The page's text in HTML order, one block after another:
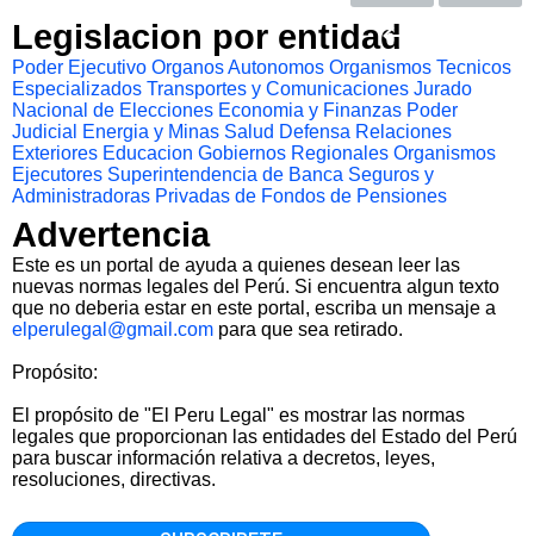
Legislacion por entidad
Poder Ejecutivo Organos Autonomos Organismos Tecnicos
Especializados Transportes y Comunicaciones Jurado
Nacional de Elecciones Economia y Finanzas Poder
Judicial
Energia y Minas Salud Defensa Relaciones
Exteriores Educacion Gobiernos Regionales Organismos
Ejecutores Superintendencia de Banca Seguros y
Administradoras Privadas de Fondos de Pensiones
Advertencia
Este es un portal de ayuda a quienes desean leer las
nuevas normas legales del Perú. Si encuentra algun texto
que no deberia estar en este portal, escriba un mensaje a
elperulegal@gmail.com para que sea retirado.
Propósito:
El propósito de "El Peru Legal" es mostrar las normas
legales que proporcionan las entidades del Estado del Perú
para buscar información relativa a decretos, leyes,
resoluciones, directivas.